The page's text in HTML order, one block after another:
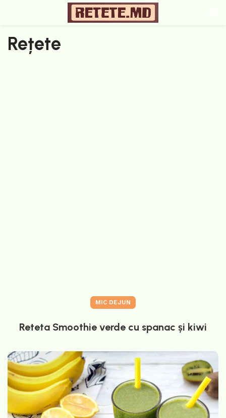
Rețete
MIC DEJUN
Reteta Smoothie verde cu spanac și kiwi